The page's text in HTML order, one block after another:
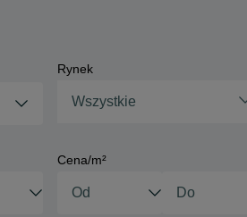
Rynek
Wszystkie
Cena/m²